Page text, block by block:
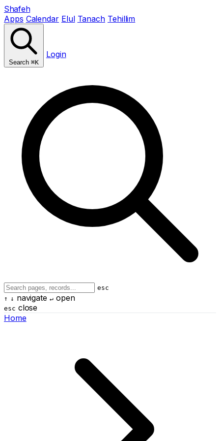
Shafeh
Apps Calendar Elul Tanach Tehillim
Search ⌘K
Login
esc
↑ ↓ navigate ↵open
esc close
Home